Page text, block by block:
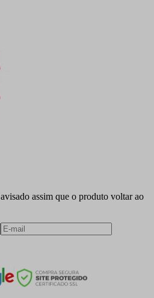
assim que o produto voltar ao